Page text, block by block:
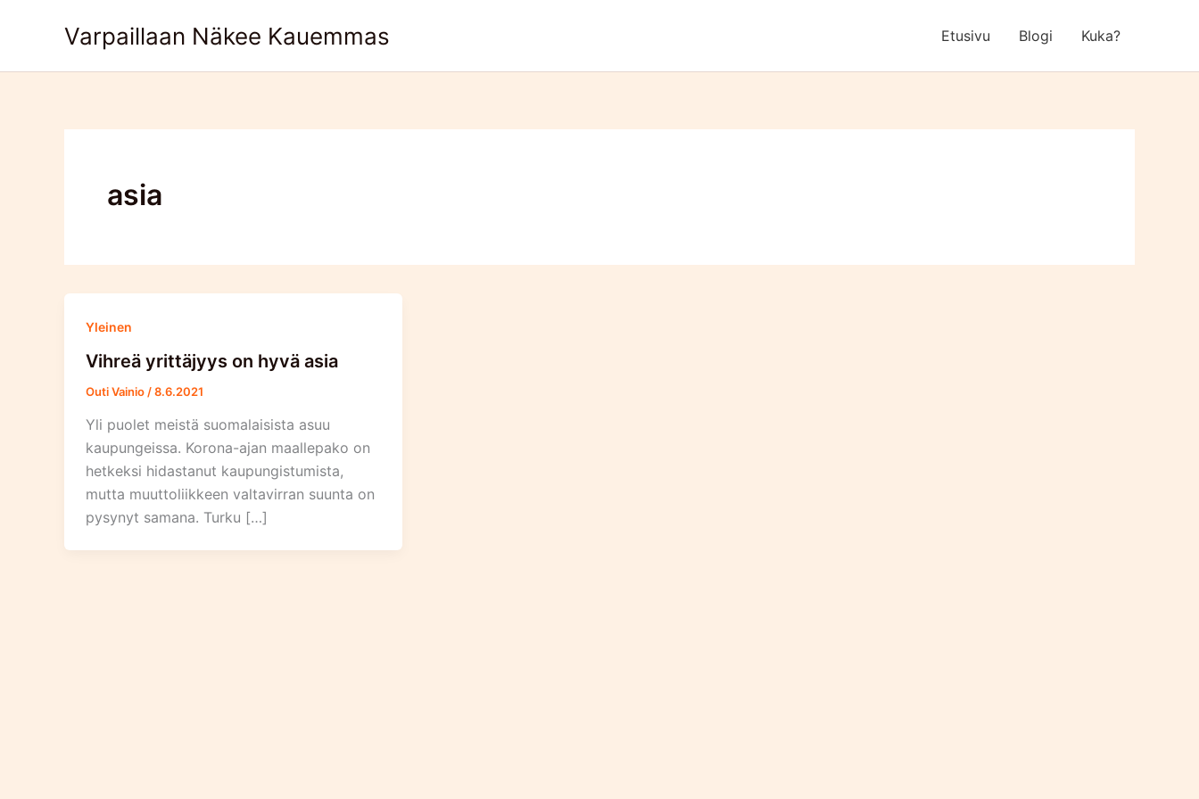
Varpaillaan Näkee Kauemmas Etusivu Blogi Kuka?
asia
Yleinen
Vihreä yrittäjyys on hyvä asia
Outi Vainio /8.6.2021
Yli puolet meistä suomalaisista asuu
kaupungeissa. Korona-ajan maallepako on
hetkeksi hidastanut kaupungistumista,
mutta muuttoliikkeen valtavirran suunta on
pysynyt samana. Turku […]